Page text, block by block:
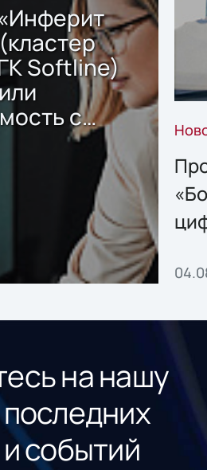
Softline)
с
Sharx
на нашу
событий